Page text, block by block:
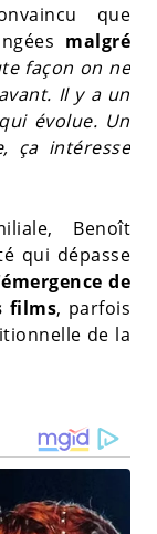
que
malgré
façon on ne
Il y a un
évolue. Un
ça intéresse
Benoît
qui dépasse
de
films, parfois
de la